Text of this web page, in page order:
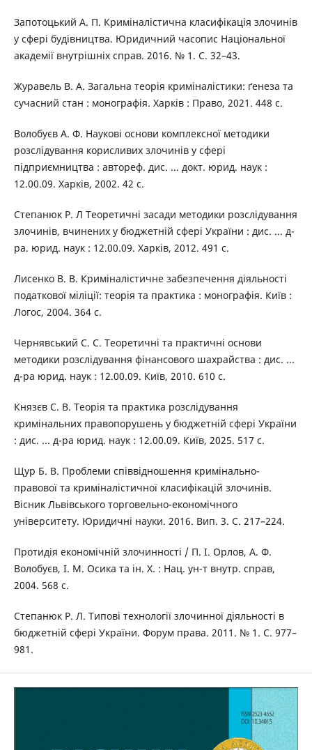
Запотоцький А. П. Криміналістична класифікація злочинів
у сфері будівництва. Юридичний часопис Національної
академії внутрішніх справ. 2016. № 1. С. 32–43.
Журавель В. А. Загальна теорія криміналістики: ґенеза та
сучасний стан : монографія. Харків : Право, 2021. 448 с.
Волобуєв А. Ф. Наукові основи комплексної методики
розслідування корисливих злочинів у сфері
підприємництва : автореф. дис. ... докт. юрид. наук :
12.00.09. Харків, 2002. 42 с.
Степанюк Р. Л Теоретичні засади методики розслідування
злочинів, вчинених у бюджетній сфері України : дис. ... д-
ра. юрид. наук : 12.00.09. Харків, 2012. 491 с.
Лисенко В. В. Криміналістичне забезпечення діяльності
податкової міліції: теорія та практика : монографія. Київ :
Логос, 2004. 364 с.
Чернявський С. С. Теоретичні та практичні основи
методики розслідування фінансового шахрайства : дис. ...
д-ра юрид. наук : 12.00.09. Київ, 2010. 610 с.
Князєв С. В. Теорія та практика розслідування
кримінальних правопорушень у бюджетній сфері України
: дис. ... д-ра юрид. наук : 12.00.09. Київ, 2025. 517 с.
Щур Б. В. Проблеми співвідношення кримінально-
правової та криміналістичної класифікацій злочинів.
Вісник Львівського торговельно-економічного
університету. Юридичні науки. 2016. Вип. 3. С. 217–224.
Протидія економічній злочинності / П. І. Орлов, А. Ф.
Волобуєв, І. М. Осика та ін. Х. : Нац. ун-т внутр. справ,
2004. 568 с.
Степанюк Р. Л. Типові технології злочинної діяльності в
бюджетній сфері України. Форум права. 2011. № 1. С. 977–
981.